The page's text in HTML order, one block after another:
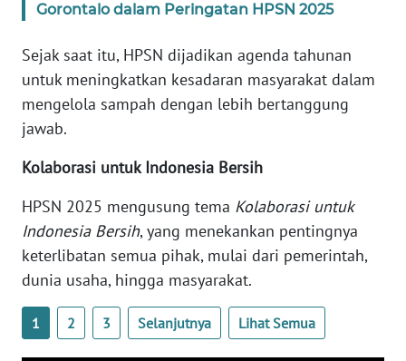
Gorontalo dalam Peringatan HPSN 2025
Sejak saat itu, HPSN dijadikan agenda tahunan
untuk meningkatkan kesadaran masyarakat dalam
mengelola sampah dengan lebih bertanggung
jawab.
Kolaborasi untuk Indonesia Bersih
HPSN 2025 mengusung tema Kolaborasi untuk
Indonesia Bersih, yang menekankan pentingnya
keterlibatan semua pihak, mulai dari pemerintah,
dunia usaha, hingga masyarakat.
1 2 3 Selanjutnya Lihat Semua
WN
WN
SERAMBI
JAMBI
WN
SULTRA
WN